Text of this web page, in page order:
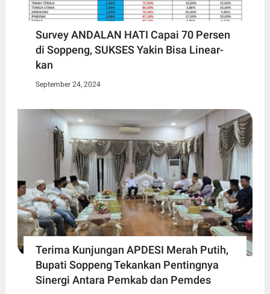
Survey ANDALAN HATI Capai 70 Persen
di Soppeng, SUKSES Yakin Bisa Linear-
kan
September 24, 2024
Terima Kunjungan APDESI Merah Putih,
Bupati Soppeng Tekankan Pentingnya
Sinergi Antara Pemkab dan Pemdes